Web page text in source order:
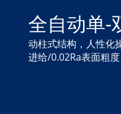
全自动单-
动柱式结构，人性化
进给/0.02Ra表面粗度